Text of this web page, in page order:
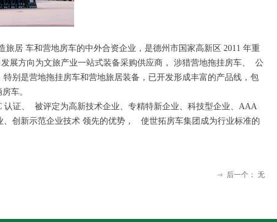
居 车和营地房车的中外合资企业，是德州市国家高新区 2011 年重
展方向为文旅产业一站式装备采购供应商， 涉猎营地拖挂房车、 公
别是营地拖挂房车和营地旅居装备，已开发形成丰富的产品线，包
车。
认证、 被评定为高新技术企业、专精特新企业、科技型企业、AAA
创新示范企业技术 领先的优势， 使世拓房车集团成为行业标准的
ꁹ 后一个： 无